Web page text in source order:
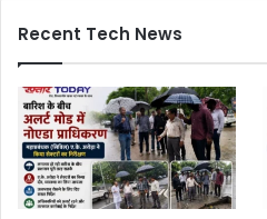
Recent Tech News